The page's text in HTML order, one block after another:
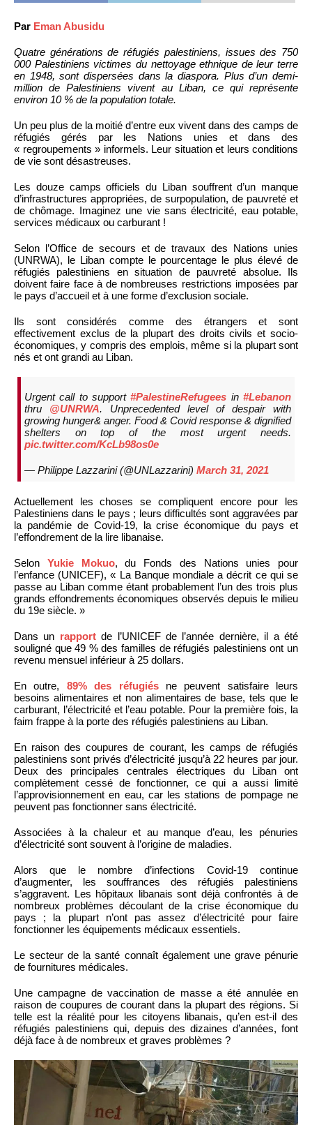
Par Eman Abusidu
Quatre générations de réfugiés palestiniens, issues des 750
000 Palestiniens victimes du nettoyage ethnique de leur terre
en 1948, sont dispersées dans la diaspora. Plus d’un demi-
million de Palestiniens vivent au Liban, ce qui représente
environ 10 % de la population totale.
Un peu plus de la moitié d’entre eux vivent dans des camps de
réfugiés gérés par les Nations unies et dans des
« regroupements » informels. Leur situation et leurs conditions
de vie sont désastreuses.
Les douze camps officiels du Liban souffrent d’un manque
d’infrastructures appropriées, de surpopulation, de pauvreté et
de chômage. Imaginez une vie sans électricité, eau potable,
services médicaux ou carburant !
Selon l’Office de secours et de travaux des Nations unies
(UNRWA), le Liban compte le pourcentage le plus élevé de
réfugiés palestiniens en situation de pauvreté absolue. Ils
doivent faire face à de nombreuses restrictions imposées par
le pays d’accueil et à une forme d’exclusion sociale.
Ils sont considérés comme des étrangers et sont
effectivement exclus de la plupart des droits civils et socio-
économiques, y compris des emplois, même si la plupart sont
nés et ont grandi au Liban.
Urgent call to support#PalestineRefugees in#Lebanon
thru @UNRWA. Unprecedented level of despair with
growing hunger& anger. Food & Covid response & dignified
shelters on top of the most urgent needs.
pic.twitter.com/KcLb98os0e
— Philippe Lazzarini (@UNLazzarini) March 31, 2021
Actuellement les choses se compliquent encore pour les
Palestiniens dans le pays ; leurs difficultés sont aggravées par
la pandémie de Covid-19, la crise économique du pays et
l’effondrement de la lire libanaise.
Selon Yukie Mokuo, du Fonds des Nations unies pour
l’enfance (UNICEF), « La Banque mondiale a décrit ce qui se
passe au Liban comme étant probablement l’un des trois plus
grands effondrements économiques observés depuis le milieu
du 19e siècle. »
Dans un rapportde l’UNICEF de l’année dernière, il a été
souligné que 49 % des familles de réfugiés palestiniens ont un
revenu mensuel inférieur à 25 dollars.
En outre, 89% des réfugiésne peuvent satisfaire leurs
besoins alimentaires et non alimentaires de base, tels que le
carburant, l’électricité et l’eau potable. Pour la première fois, la
faim frappe à la porte des réfugiés palestiniens au Liban.
En raison des coupures de courant, les camps de réfugiés
palestiniens sont privés d’électricité jusqu’à 22 heures par jour.
Deux des principales centrales électriques du Liban ont
complètement cessé de fonctionner, ce qui a aussi limité
l’approvisionnement en eau, car les stations de pompage ne
peuvent pas fonctionner sans électricité.
Associées à la chaleur et au manque d’eau, les pénuries
d’électricité sont souvent à l’origine de maladies.
Alors que le nombre d’infections Covid-19 continue
d’augmenter, les souffrances des réfugiés palestiniens
s’aggravent. Les hôpitaux libanais sont déjà confrontés à de
nombreux problèmes découlant de la crise économique du
pays ; la plupart n’ont pas assez d’électricité pour faire
fonctionner les équipements médicaux essentiels.
Le secteur de la santé connaît également une grave pénurie
de fournitures médicales.
Une campagne de vaccination de masse a été annulée en
raison de coupures de courant dans la plupart des régions. Si
telle est la réalité pour les citoyens libanais, qu’en est-il des
réfugiés palestiniens qui, depuis des dizaines d’années, font
déjà face à de nombreux et graves problèmes ?